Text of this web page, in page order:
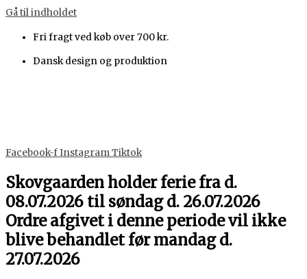
Gå til indholdet
Fri fragt ved køb over 700 kr.
Dansk design og produktion
Facebook-fInstagramTiktok
Skovgaarden holder ferie fra d.
08.07.2026 til søndag d. 26.07.2026
Ordre afgivet i denne periode vil ikke
blive behandlet før mandag d.
27.07.2026